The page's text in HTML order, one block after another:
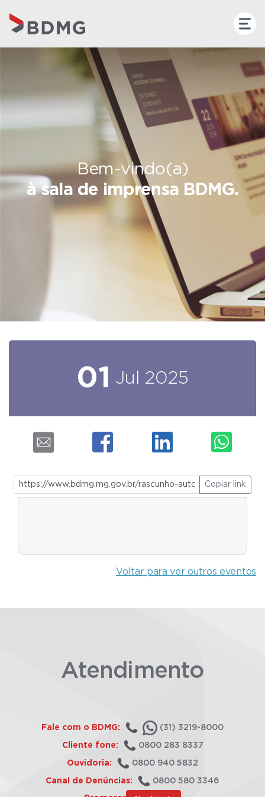
Bem-vindo(a)
à sala de imprensa BDMG.
01 Jul 2025
Copiar link
Voltar para ver outros eventos
Atendimento
Fale com o BDMG: (31) 3219-8000
Cliente fone: 0800 283 8337
Ouvidoria: 0800 940 5832
Canal de Denúncias: 0800 580 3346